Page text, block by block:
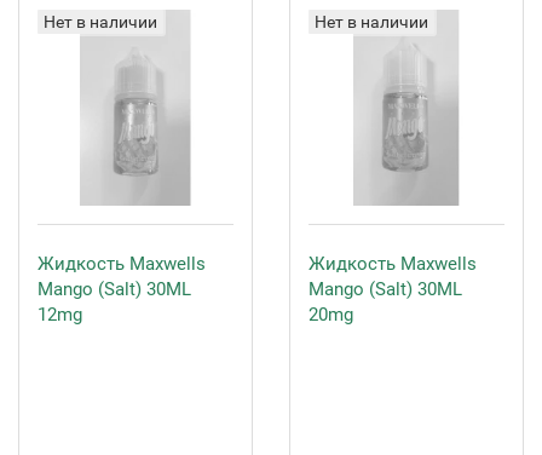
Нет в наличии
Жидкость Maxwells
Mango (Salt) 30ML
12mg
Нет в наличии
Жидкость Maxwells
Mango (Salt) 30ML
20mg